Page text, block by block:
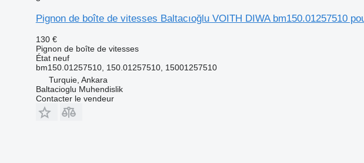
Pignon de boîte de vitesses Baltacıoğlu VOITH DIWA bm150.01257510
130 €
Pignon de boîte de vitesses
Étatneuf
bm150.01257510, 150.01257510, 15001257510
Turquie, Ankara
Baltacioglu Muhendislik
Contacter le vendeur